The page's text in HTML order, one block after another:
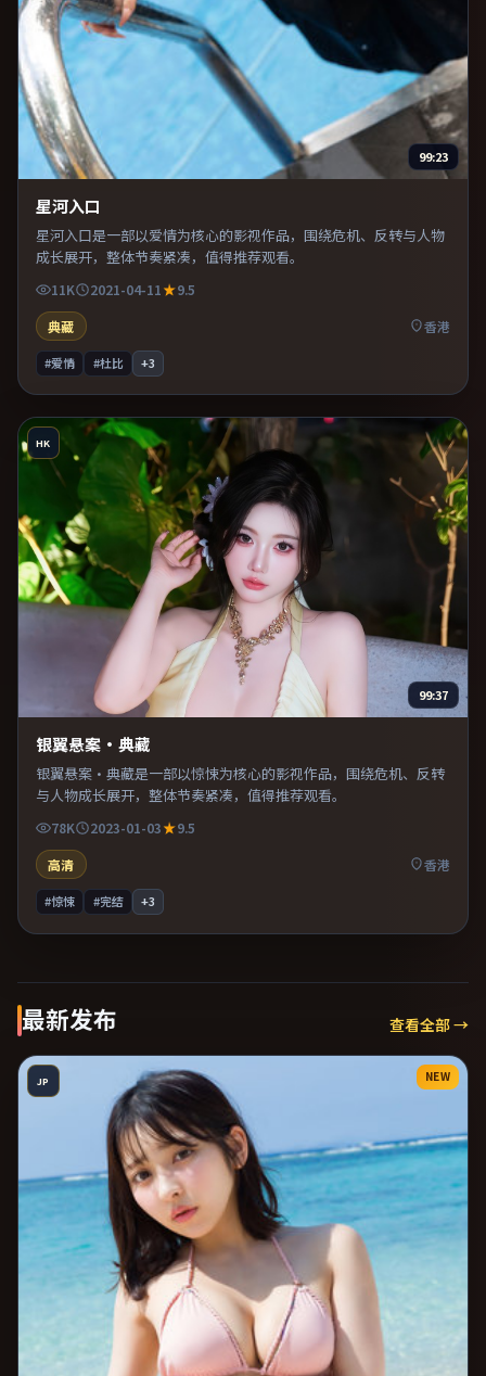
99:23
星河入口
星河入口是一部以爱情为核心的影视作品，围绕危机、反转与人物
成长展开，整体节奏紧凑，值得推荐观看。
11K 2021-04-11
9.5
典藏
香港
#爱情 #杜比 +3
HK
99:37
银翼悬案·典藏
银翼悬案·典藏是一部以惊悚为核心的影视作品，围绕危机、反转
与人物成长展开，整体节奏紧凑，值得推荐观看。
78K 2023-01-03
9.5
高清
香港
#惊悚 #完结 +3
最新发布 查看全部 →
JP NEW